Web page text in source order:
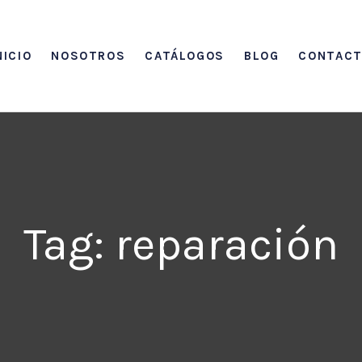
NOSOTROS CATÁLOGOS BLOG
Tag: reparación